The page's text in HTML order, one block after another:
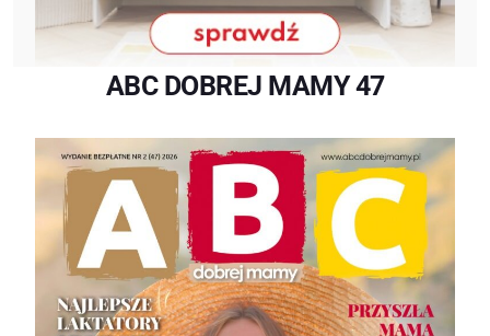
ABC DOBREJ MAMY 47